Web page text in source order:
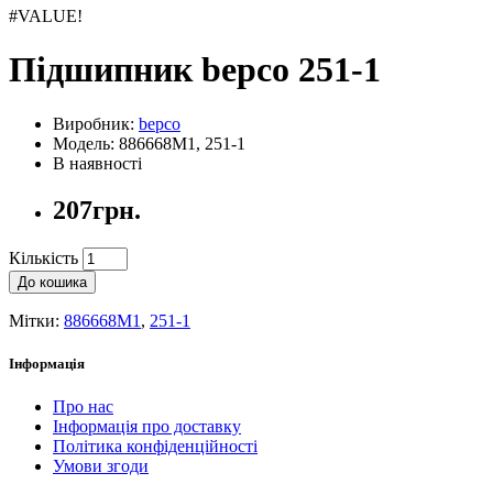
#VALUE!
Підшипник bepco 251-1
Виробник: bepco
Модель: 886668M1, 251-1
В наявності
207грн.
Кількість
До кошика
Мітки: 886668M1 , 251-1
Інформація
Про нас
Інформація про доставку
Політика конфіденційності
Умови згоди